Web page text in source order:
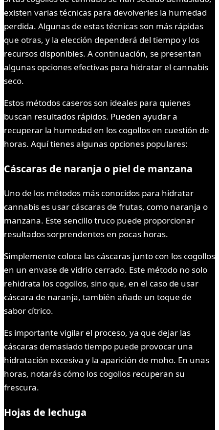
existen varias técnicas para devolverles la humedad
perdida. Algunas de estas técnicas son más rápidas
que otras, y la elección dependerá del tiempo y los
recursos disponibles. A continuación, se presentan
algunas opciones efectivas para hidratar el cannabis
seco.
Estos métodos caseros son ideales para quienes
buscan resultados rápidos. Pueden ayudar a
recuperar la humedad en los cogollos en cuestión de
horas. Aquí tienes algunas opciones populares:
Cáscaras de naranja o piel de manzana
Uno de los métodos más conocidos para hidratar
cannabis es usar cáscaras de frutas, como naranja o
manzana. Este sencillo truco puede proporcionar
resultados sorprendentes en pocas horas.
Simplemente coloca las cáscaras junto con los cogollos
en un envase de vidrio cerrado. Este método no solo
rehidrata los cogollos, sino que, en el caso de usar
cáscara de naranja, también añade un toque de
sabor cítrico.
Es importante vigilar el proceso, ya que dejar las
cáscaras demasiado tiempo puede provocar una
hidratación excesiva y la aparición de moho. En unas
horas, notarás cómo los cogollos recuperan su
frescura.
Hojas de lechuga